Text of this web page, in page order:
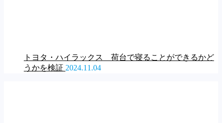
トヨタ・ハイラックス 荷台で寝ることができるかど
うかを検証 2024.11.04